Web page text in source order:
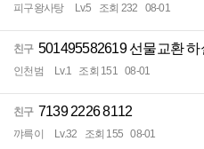
피구왕사탕 Lv.5 조회 232 08-01
친구 501495582619 선물교환 하
인천범 Lv.1 조회 151 08-01
친구 7139 2226 8112
꺄륵이 Lv.32 조회 155 08-01